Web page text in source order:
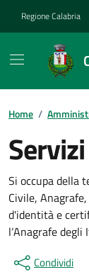
Regione Calabria
Home /
Si occupa della
Civile,
d'identità e
l‘Anagrafe
Condividi